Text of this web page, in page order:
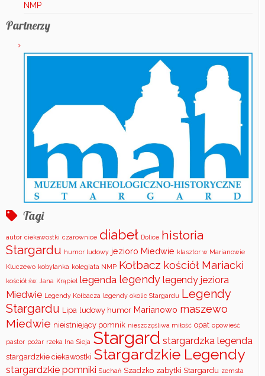
NMP
Partnerzy
Tagi
autor ciekawostki czarownice diabeł Dolice historia
Stargardu humor ludowy jezioro Miedwie klasztor w Marianowie
Kluczewo kobylanka kolegiata NMP Kołbacz kościół Mariacki
kościół św. Jana Krąpiel legenda legendy legendy jeziora
Miedwie Legendy Kołbacza legendy okolic Stargardu Legendy
Stargardu Lipa ludowy humor Marianowo maszewo
Miedwie nieistniejący pomnik nieszczęśliwa miłość opat opowieść
pastor pożar rzeka Ina Sieja Stargard stargardzka legenda
stargardzkie ciekawostki Stargardzkie Legendy
stargardzkie pomniki Suchań Szadzko zabytki Stargardu zemsta